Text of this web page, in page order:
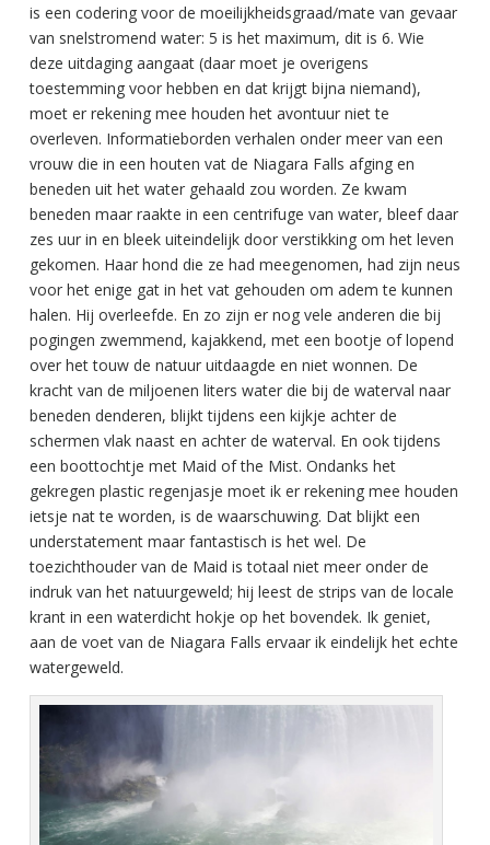
is een codering voor de moeilijkheidsgraad/mate van gevaar
van snelstromend water: 5 is het maximum, dit is 6. Wie
deze uitdaging aangaat (daar moet je overigens
toestemming voor hebben en dat krijgt bijna niemand),
moet er rekening mee houden het avontuur niet te
overleven. Informatieborden verhalen onder meer van een
vrouw die in een houten vat de Niagara Falls afging en
beneden uit het water gehaald zou worden. Ze kwam
beneden maar raakte in een centrifuge van water, bleef daar
zes uur in en bleek uiteindelijk door verstikking om het leven
gekomen. Haar hond die ze had meegenomen, had zijn neus
voor het enige gat in het vat gehouden om adem te kunnen
halen. Hij overleefde. En zo zijn er nog vele anderen die bij
pogingen zwemmend, kajakkend, met een bootje of lopend
over het touw de natuur uitdaagde en niet wonnen. De
kracht van de miljoenen liters water die bij de waterval naar
beneden denderen, blijkt tijdens een kijkje achter de
schermen vlak naast en achter de waterval. En ook tijdens
een boottochtje met Maid of the Mist. Ondanks het
gekregen plastic regenjasje moet ik er rekening mee houden
ietsje nat te worden, is de waarschuwing. Dat blijkt een
understatement maar fantastisch is het wel. De
toezichthouder van de Maid is totaal niet meer onder de
indruk van het natuurgeweld; hij leest de strips van de locale
krant in een waterdicht hokje op het bovendek. Ik geniet,
aan de voet van de Niagara Falls ervaar ik eindelijk het echte
watergeweld.